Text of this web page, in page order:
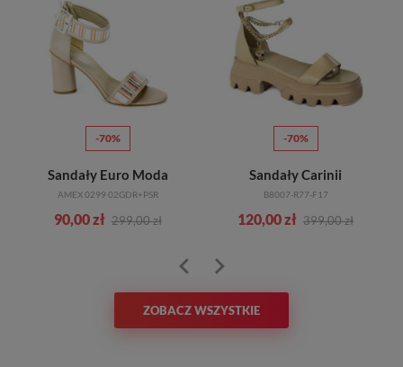
-70%
Sandały Euro Moda
AMEX 0299 02GDR+PSR
90,00 zł 299,00 zł
-70%
Sandały Carinii
B8007-R77-F17
120,00 zł 399,00 zł
ZOBACZ WSZYSTKIE